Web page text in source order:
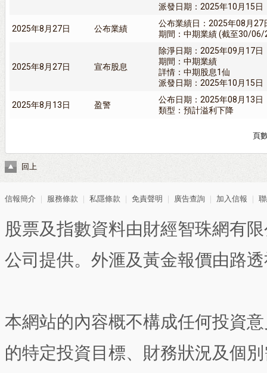
派發日期：2025年10月15日
2025年8月27日 公布業績
公布業績日：2025年08月27
期間：中期業績 (截至30/06/
2025年8月27日 宣布股息
除淨日期：2025年09月17日
期間：中期業績
詳情：中期股息1仙
派發日期：2025年10月15日
2025年8月13日 盈警
公布日期：2025年08月13日
類型：預計溢利下降
頁
回上
信報簡介 服務條款 私隱條款 免責聲明 廣告查詢 加入信報
股票及指數資料由財經智珠網有
公司提供。外滙及黃金報價由路
本網站的內容概不構成任何投資
的特定投資目標、財務狀況及個